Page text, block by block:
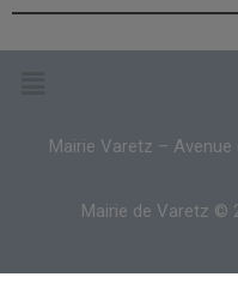
Mairie Varetz – Avenue
Mairie de Varetz ©